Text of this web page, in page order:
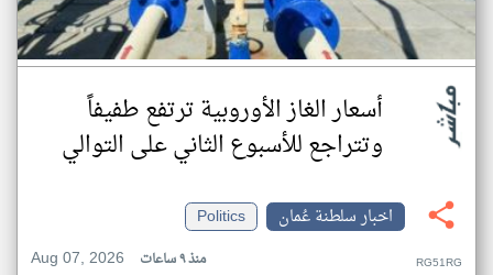
أسعار الغاز الأوروبية ترتفع طفيفاً
وتتراجع للأسبوع الثاني على التوالي
اخبار سلطنة عُمان
Politics
Aug 07, 2026
منذ ٩ ساعات RG51RG